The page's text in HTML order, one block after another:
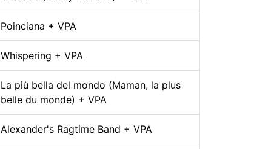
Poinciana + VPA
Whispering + VPA
La più bella del mondo (Maman, la plus
belle du monde) + VPA
Alexander's Ragtime Band + VPA